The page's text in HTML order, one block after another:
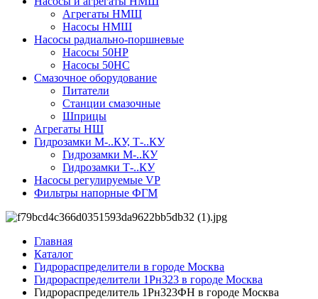
Агрегаты НМШ
Насосы НМШ
Насосы радиально-поршневые
Насосы 50НР
Насосы 50НС
Смазочное оборудование
Питатели
Станции смазочные
Шприцы
Агрегаты НШ
Гидрозамки М-..КУ, Т-..КУ
Гидрозамки М-..КУ
Гидрозамки Т-..КУ
Насосы регулируемые VP
Фильтры напорные ФГМ
Главная
Каталог
Гидрораспределители в городе Москва
Гидрораспределители 1Рн323 в городе Москва
Гидрораспределитель 1Рн323ФН в городе Москва